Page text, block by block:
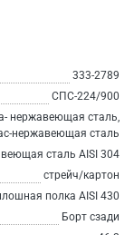
333-2789
СПС-224/900
нержавеющая сталь,
нержавеющая сталь
сталь AISI 304
стрейч/картон
полка AISI 430
Борт сзади